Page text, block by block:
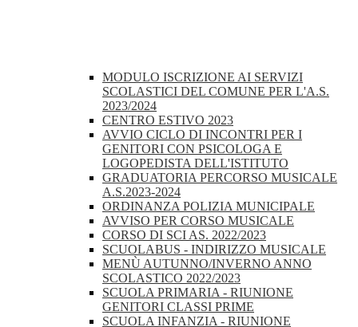
MODULO ISCRIZIONE AI SERVIZI
SCOLASTICI DEL COMUNE PER L'A.S.
2023/2024
CENTRO ESTIVO 2023
AVVIO CICLO DI INCONTRI PER I
GENITORI CON PSICOLOGA E
LOGOPEDISTA DELL'ISTITUTO
GRADUATORIA PERCORSO MUSICALE
A.S.2023-2024
ORDINANZA POLIZIA MUNICIPALE
AVVISO PER CORSO MUSICALE
CORSO DI SCI AS. 2022/2023
SCUOLABUS - INDIRIZZO MUSICALE
MENÙ AUTUNNO/INVERNO ANNO
SCOLASTICO 2022/2023
SCUOLA PRIMARIA - RIUNIONE
GENITORI CLASSI PRIME
SCUOLA INFANZIA - RIUNIONE